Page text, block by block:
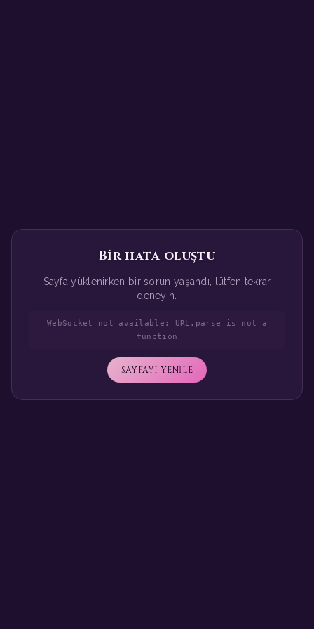
Bir hata oluştu
Sayfa yüklenirken bir sorun yaşandı, lütfen tekrar
deneyin.
WebSocket not available: URL.parse is not a
function
SAYFAYI YENİLE